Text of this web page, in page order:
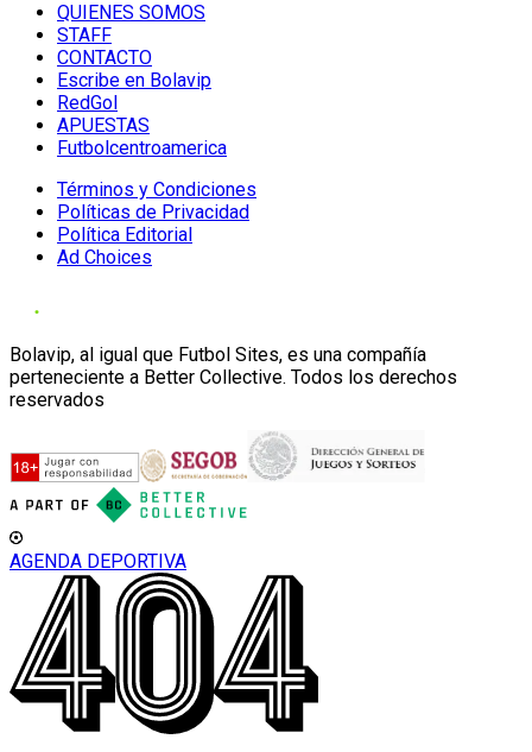
QUIENES SOMOS
STAFF
CONTACTO
Escribe en Bolavip
RedGol
APUESTAS
Futbolcentroamerica
Términos y Condiciones
Políticas de Privacidad
Política Editorial
Ad Choices
Bolavip, al igual que Futbol Sites, es una compañía
perteneciente a Better Collective. Todos los derechos
reservados
AGENDA DEPORTIVA